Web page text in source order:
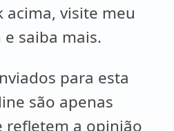
acima, visite meu
saiba mais.
para esta
são apenas
refletem a opinião